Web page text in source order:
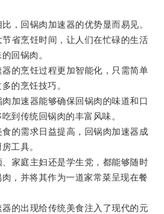
回锅肉加速器的优势显而易见。
烹饪时间，让人们在忙碌的生活
回锅肉。
烹饪过程更加智能化，只需简单
的烹饪技巧。
速器能够确保回锅肉的味道和口
到传统回锅肉的丰富风味。
需求日益提高，回锅肉加速器成
工具。
庭主妇还是学生党，都能够随时
，并将其作为一道家常菜呈现在餐
出现给传统美食注入了现代的元